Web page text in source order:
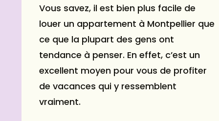
Vous savez, il est bien plus facile de
louer un appartement à Montpellier que
ce que la plupart des gens ont
tendance à penser. En effet, c’est un
excellent moyen pour vous de profiter
de vacances qui y ressemblent
vraiment.